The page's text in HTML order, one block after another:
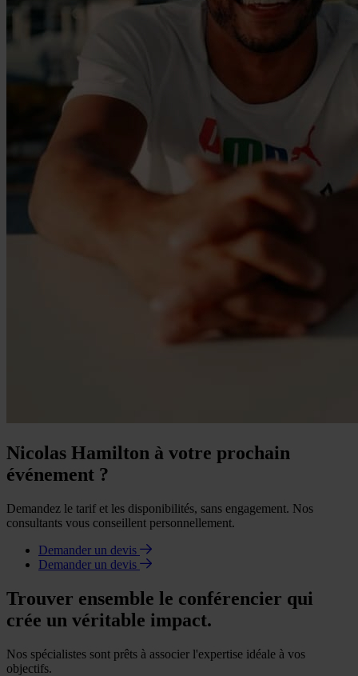
Nicolas Hamilton à votre prochain
événement ?
Demandez le tarif et les disponibilités, sans engagement. Nos
consultants vous conseillent personnellement.
Demander un devis
Demander un devis
Trouver ensemble le conférencier qui
crée un véritable impact.
Nos spécialistes sont prêts à associer l'expertise idéale à vos
objectifs.